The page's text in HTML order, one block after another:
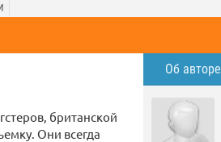
Об авторе
британской
Они всегда